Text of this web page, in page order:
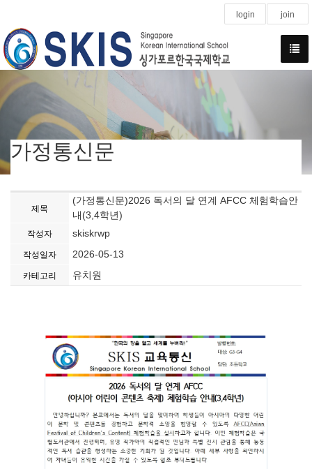
login join
가정통신문
제목
(가정통신문)2026 독서의 달 연계 AFCC 체험학습안
내(3,4학년)
작성자 skiskrwp
작성일자 2026-05-13
카테고리 유치원